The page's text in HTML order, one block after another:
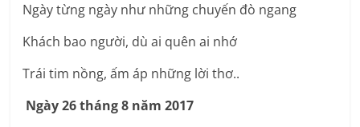
Ngày từng ngày như những chuyến đò ngang
Khách bao người, dù ai quên ai nhớ
Trái tim nồng, ấm áp những lời thơ..
Ngày 26 tháng 8 năm 2017